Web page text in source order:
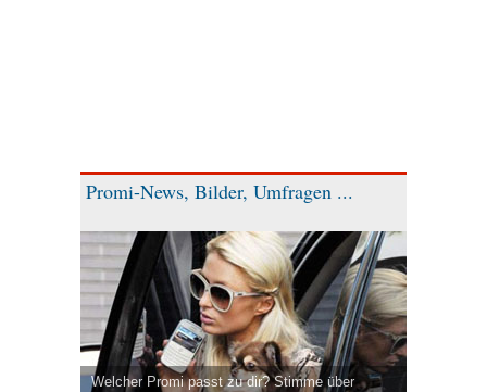
Promi-News, Bilder, Umfragen ...
Welcher Promi passt zu dir? Stimme über